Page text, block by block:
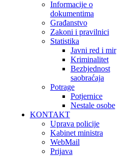
Informacije o
dokumentima
Građanstvo
Zakoni i pravilnici
Statistika
Javni red i mir
Kriminalitet
Bezbjednost
saobraćaja
Potrage
Potjernice
Nestale osobe
KONTAKT
Uprava policije
Kabinet ministra
WebMail
Prijava